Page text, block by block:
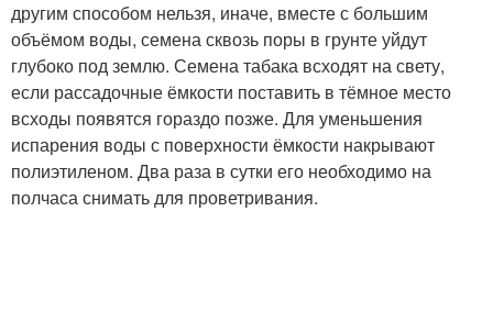
другим способом нельзя, иначе, вместе с большим
объёмом воды, семена сквозь поры в грунте уйдут
глубоко под землю. Семена табака всходят на свету,
если рассадочные ёмкости поставить в тёмное место
всходы появятся гораздо позже. Для уменьшения
испарения воды с поверхности ёмкости накрывают
полиэтиленом. Два раза в сутки его необходимо на
полчаса снимать для проветривания.